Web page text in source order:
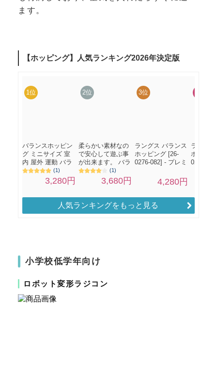
ます。
人気ランキングをもっと見る
小学校低学年向け
ロボット変形ラジコン